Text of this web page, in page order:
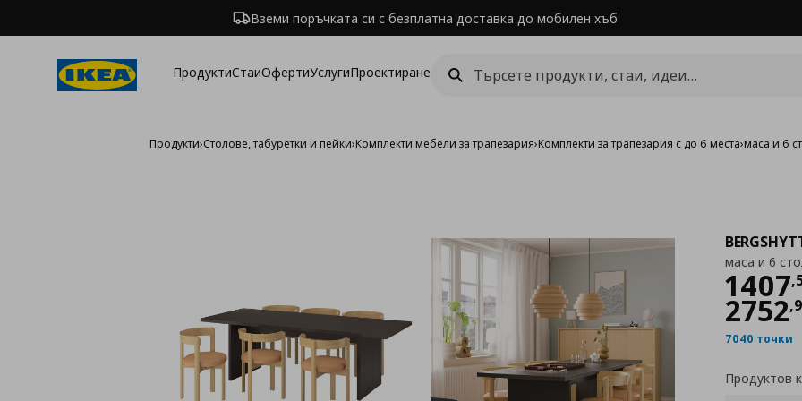
Вземи поръчката си с безплатна доставка до мобилен хъб
ПродуктиСтаиОфертиУслугиПроектиране
Продукти›Столове, табуретки и пейки›Комплекти мебели за трапезария›Комплекти за трапезария с до 6 места›маса и 6
маса и 6
1407,
2752,
7040 точки
Продуктов